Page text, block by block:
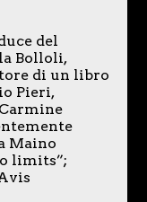
del
Bolloli,
di un libro
Pieri,
Maino
limits”;